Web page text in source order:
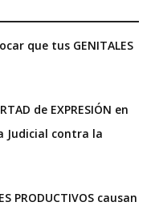
que tus GENITALES
de EXPRESIÓN en
Judicial contra la
PRODUCTIVOS causan